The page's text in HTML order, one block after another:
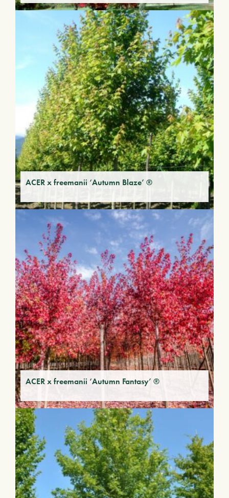
ACER x freemanii ‘Autumn Blaze’ ®
ACER x freemanii ‘Autumn Fantasy’ ®